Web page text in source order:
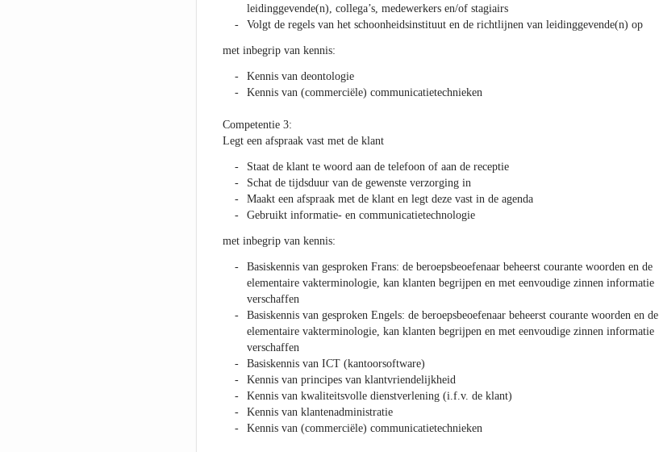
leidinggevende(n), collega’s, medewerkers en/of stagiairs
Volgt de regels van het schoonheidsinstituut en de richtlijnen van leidinggevende(n) op
met inbegrip van kennis:
Kennis van deontologie
Kennis van (commerciële) communicatietechnieken
Competentie 3:
Legt een afspraak vast met de klant
Staat de klant te woord aan de telefoon of aan de receptie
Schat de tijdsduur van de gewenste verzorging in
Maakt een afspraak met de klant en legt deze vast in de agenda
Gebruikt informatie- en communicatietechnologie
met inbegrip van kennis:
Basiskennis van gesproken Frans: de beroepsbeoefenaar beheerst courante woorden en de
elementaire vakterminologie, kan klanten begrijpen en met eenvoudige zinnen informatie
verschaffen
Basiskennis van gesproken Engels: de beroepsbeoefenaar beheerst courante woorden en de
elementaire vakterminologie, kan klanten begrijpen en met eenvoudige zinnen informatie
verschaffen
Basiskennis van ICT (kantoorsoftware)
Kennis van principes van klantvriendelijkheid
Kennis van kwaliteitsvolle dienstverlening (i.f.v. de klant)
Kennis van klantenadministratie
Kennis van (commerciële) communicatietechnieken